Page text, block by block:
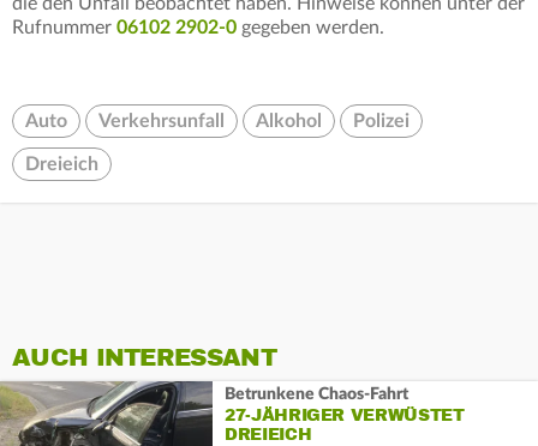
Rufnummer 06102 2902-0 gegeben werden.
Auto Verkehrsunfall Alkohol Polizei
Dreieich
AUCH INTERESSANT
Betrunkene Chaos-Fahrt
27-JÄHRIGER VERWÜSTET
DREIEICH